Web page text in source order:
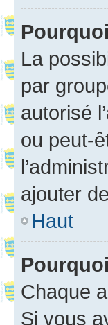
La
par
autorisé
ou peut-
ajouter
Haut
Chaque
Si vous